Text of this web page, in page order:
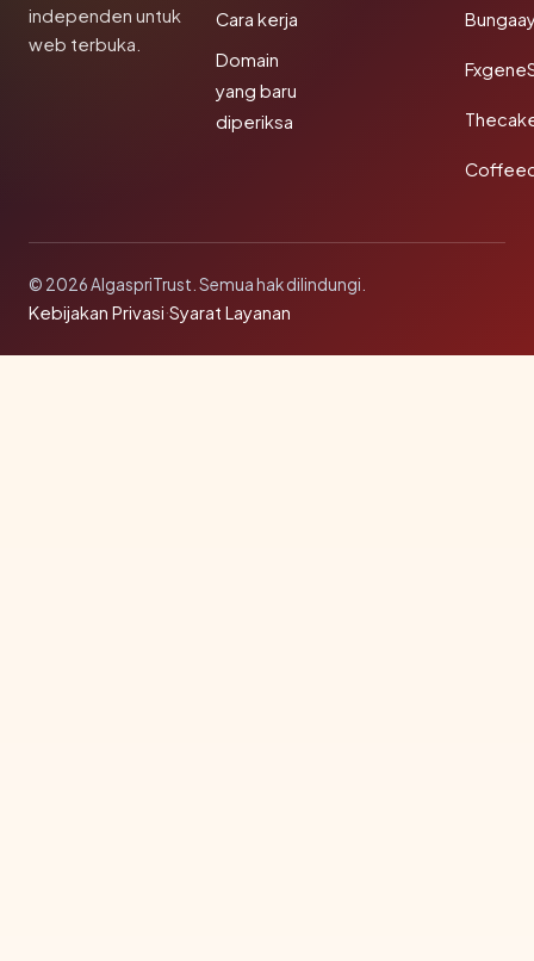
independen untuk
web terbuka.
Cara kerja
Domain
yang baru
diperiksa
© 2026 AlgaspriTrust. Semua hak dilindungi.
Kebijakan Privasi·Syarat Layanan